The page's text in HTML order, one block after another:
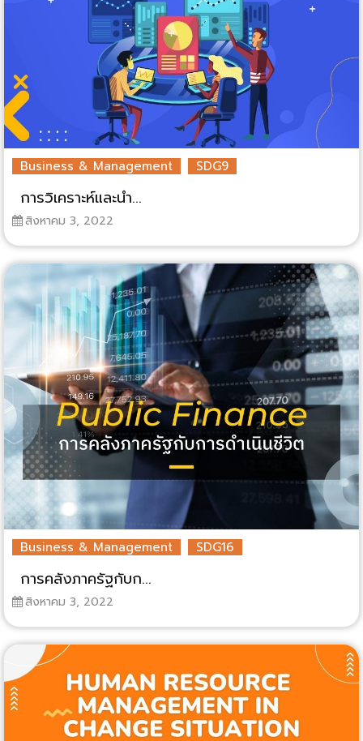
Business & Management SDG9
การวิเคราะห์และนำ...
สิงหาคม 3, 2022
Business & Management SDG16
การคลังภาครัฐกับก...
สิงหาคม 3, 2022